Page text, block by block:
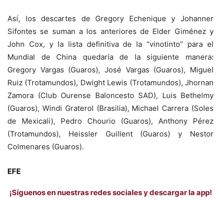
Así, los descartes de Gregory Echenique y Johanner
Sifontes se suman a los anteriores de Elder Giménez y
John Cox, y la lista definitiva de la “vinotinto” para el
Mundial de China quedaría de la siguiente manera:
Gregory Vargas (Guaros), José Vargas (Guaros), Miguel
Ruiz (Trotamundos), Dwight Lewis (Trotamundos), Jhornan
Zamora (Club Ourense Baloncesto SAD), Luis Bethelmy
(Guaros), Windi Graterol (Brasilia), Michael Carrera (Soles
de Mexicali), Pedro Chourio (Guaros), Anthony Pérez
(Trotamundos), Heissler Guillent (Guaros) y Nestor
Colmenares (Guaros).
EFE
¡Síguenos en nuestras redes sociales y descargar la app!